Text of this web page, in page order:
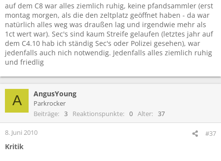
auf dem C8 war alles ziemlich ruhig, keine pfandsammler (erst
montag morgen, als die den zeltplatz geöffnet haben - da war
natürlich alles weg was draußen lag und irgendwie mehr als
1ct wert war). Sec's sind kaum Streife gelaufen (letztes jahr auf
dem C4.10 hab ich ständig Sec's oder Polizei gesehen), war
jedenfalls auch nich notwendig. Jedenfalls alles ziemlich ruhig
und friedlig
A AngusYoung
Parkrocker
Beiträge
3 Reaktionspunkte 0 Alter 37
8. Juni 2010 #37
Kritik